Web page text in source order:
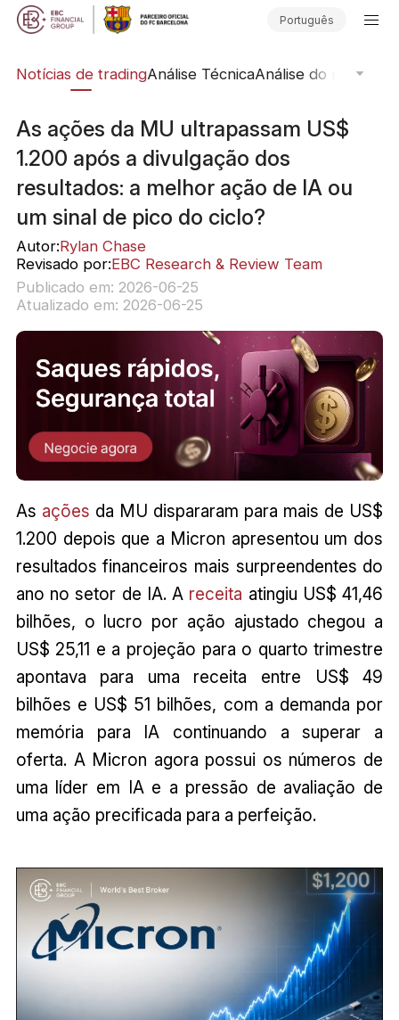
Português
Notícias de tradingAnálise TécnicaAnálise do mercado
As ações da MU ultrapassam US$
1.200 após a divulgação dos
resultados: a melhor ação de IA ou
um sinal de pico do ciclo?
Autor:Rylan Chase
Revisado por:EBC Research & Review Team
Publicado em: 2026-06-25
Atualizado em: 2026-06-25
As ações da MU dispararam para mais de US$
1.200 depois que a Micron apresentou um dos
resultados financeiros mais surpreendentes do
ano no setor de IA. A receita atingiu US$ 41,46
bilhões, o lucro por ação ajustado chegou a
US$ 25,11 e a projeção para o quarto trimestre
apontava para uma receita entre US$ 49
bilhões e US$ 51 bilhões, com a demanda por
memória para IA continuando a superar a
oferta. A Micron agora possui os números de
uma líder em IA e a pressão de avaliação de
uma ação precificada para a perfeição.